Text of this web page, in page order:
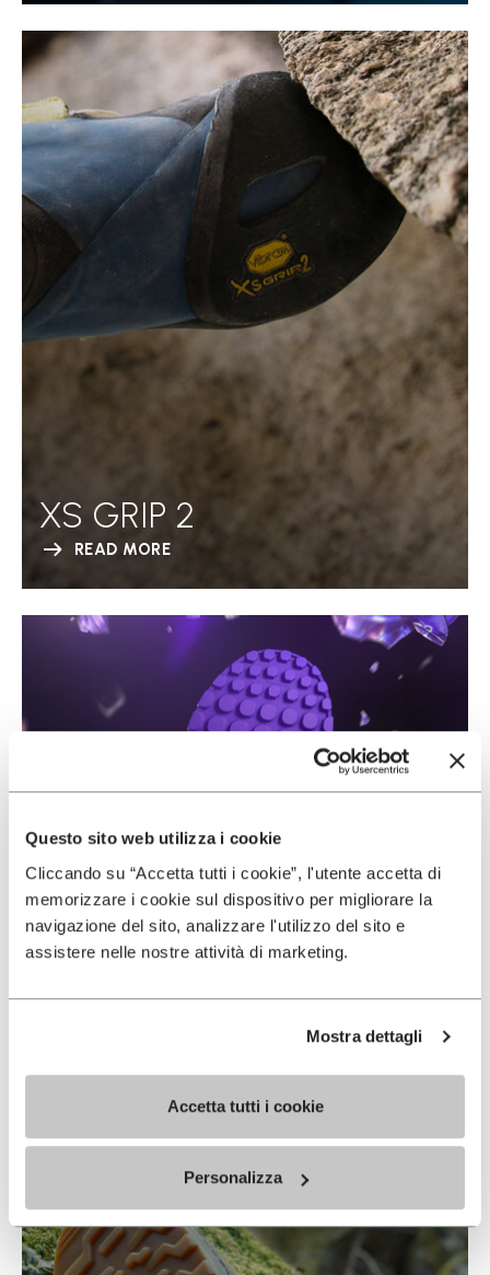
Questo sito web utilizza i cookie
Cliccando su “Accetta tutti i cookie”, l'utente accetta di
memorizzare i cookie sul dispositivo per migliorare la
navigazione del sito, analizzare l'utilizzo del sito e
assistere nelle nostre attività di marketing.
Mostra dettagli
Accetta tutti i cookie
Personalizza
XS GRIP 2
READ MORE
READ MORE